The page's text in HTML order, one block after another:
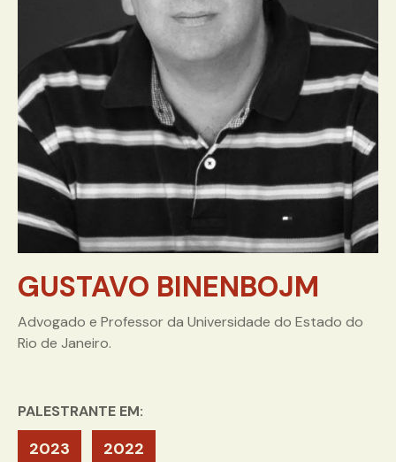
GUSTAVO BINENBOJM
Advogado e Professor da Universidade do Estado do
Rio de Janeiro.
PALESTRANTE EM:
2023 2022